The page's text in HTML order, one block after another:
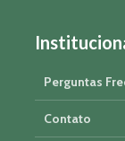
Perguntas
Contato